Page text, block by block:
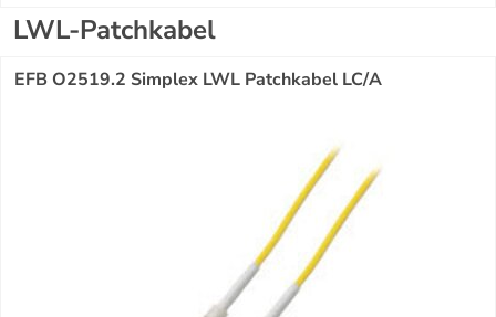
LWL-Patchkabel
EFB O2519.2 Simplex LWL Patchkabel LC/A